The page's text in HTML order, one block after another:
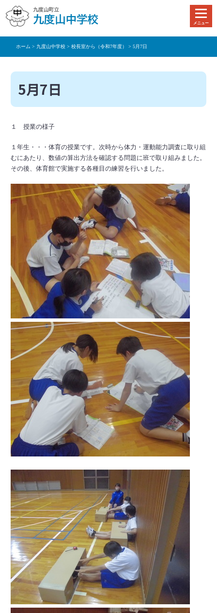
文
移
メニュー
ホーム > 九度山中学校 >校長室から（令和7年度） > 5月7日
5月7日
１ 授業の様子
１年生・・・体育の授業です。次時から体力・運動能力調査に取り組
むにあたり、数値の算出方法を確認する問題に班で取り組みました。
その後、体育館で実施する各種目の練習を行いました。